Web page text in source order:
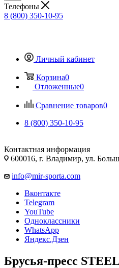
Телефоны
8 (800) 350-10-95
Личный кабинет
Корзина0
Отложенные0
Сравнение товаров0
8 (800) 350-10-95
Контактная информация
600016, г. Владимир, ул.
info@mir-sporta.com
Вконтакте
Telegram
YouTube
Одноклассники
WhatsApp
Яндекс.Дзен
Брусья-пресс